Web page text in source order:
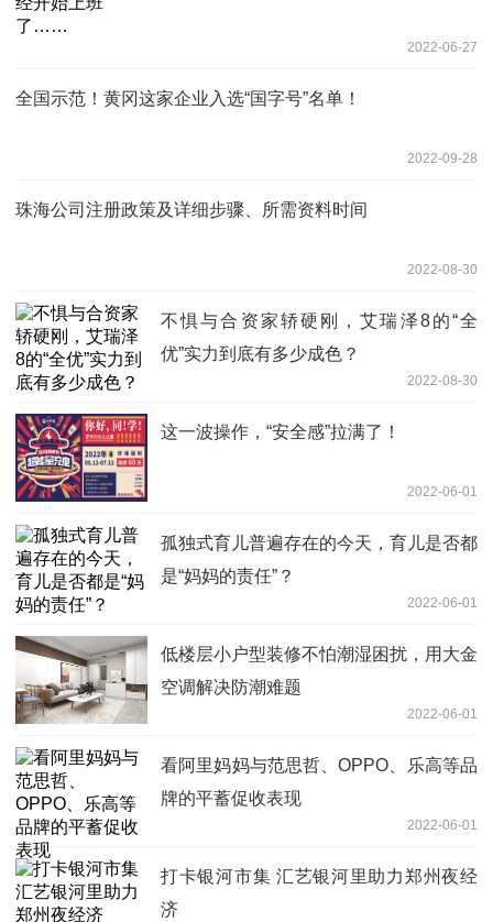
2022-06-27
全国示范！黄冈这家企业入选“国字号”名单！
2022-09-28
珠海公司注册政策及详细步骤、所需资料时间
2022-08-30
不惧与合资家轿硬刚，艾瑞泽8的“全
优”实力到底有多少成色？
2022-08-30
这一波操作，“安全感”拉满了！
2022-06-01
孤独式育儿普遍存在的今天，育儿是否都
是“妈妈的责任”？
2022-06-01
低楼层小户型装修不怕潮湿困扰，用大金
空调解决防潮难题
2022-06-01
看阿里妈妈与范思哲、OPPO、乐高等品
牌的平蓄促收表现
2022-06-01
打卡银河市集 汇艺银河里助力郑州夜经
济